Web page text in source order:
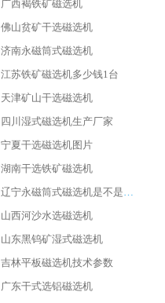
广西褐铁矿磁选机
佛山贫矿干选磁选机
济南永磁筒式磁选机
江苏铁矿磁选机多少钱1台
天津矿山干选磁选机
四川湿式磁选机生产厂家
宁夏干选磁选机图片
湖南干选铁矿磁选机
辽宁永磁筒式磁选机是不是强磁
山西河沙水选磁选机
山东黑钨矿湿式磁选机
吉林平板磁选机技术参数
广东干式选铝磁选机